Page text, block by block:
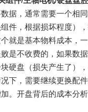
据，通常需要一个相
件，根据损坏程度）
就是基本物料成本，
是不收费的，如果数
硬盘（损失产生了）
下，需要继续更换配
。开盘背后的成本分析